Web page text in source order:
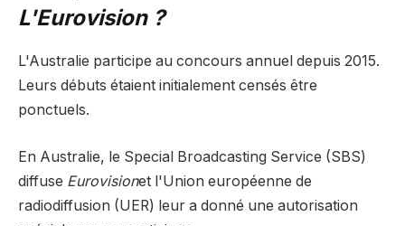
L'Eurovision ?
L'Australie participe au concours annuel depuis 2015.
Leurs débuts étaient initialement censés être
ponctuels.
En Australie, le Special Broadcasting Service (SBS)
diffuse Eurovisionet l'Union européenne de
radiodiffusion (UER) leur a donné une autorisation